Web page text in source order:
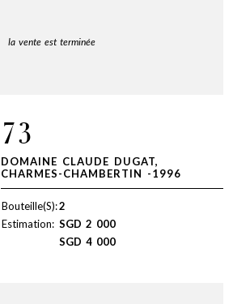
la vente est terminée
73
DOMAINE CLAUDE DUGAT,
CHARMES-CHAMBERTIN -1996
Bouteille(S):2
Estimation: SGD 2 000
SGD 4 000